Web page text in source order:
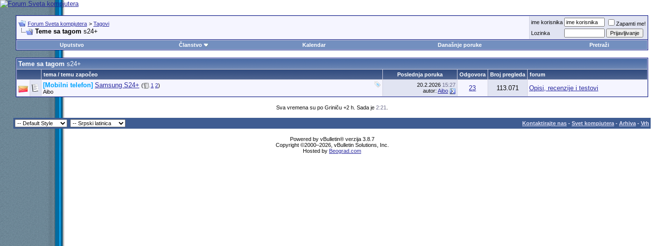
Forum Sveta kompjutera > Tagovi
Teme sa tagom s24+
ime korisnika
Zapamti me!
Lozinka
Uputstvo
Članstvo Kalendar Današnje poruke Pretraži
Teme sa tagom s24+
tema / temu započeo Poslednja poruka Odgovora Broj pregleda forum
[Mobilni telefon] Samsung S24+ ( 1 2)
Aibo
20.2.2026 15:27
autor: Aibo 23 113.071 Opisi, recenzije i testovi
Sva vremena su po Griniču +2 h. Sada je 2:21
Kontaktirajte nas - Svet kompjutera - Arhiva - Vrh
Powered by vBulletin® verzija 3.8.7
Copyright ©2000–2026, vBulletin Solutions, Inc.
Hosted by Beograd.com